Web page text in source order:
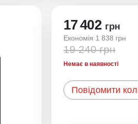
17 402 грн
Економія 1 838 грн
19 240 грн
Немає в наявності
Повідомити